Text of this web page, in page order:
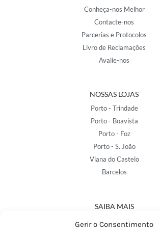
Gerir o Consentimento
Conheça-nos Melhor
Contacte-nos
Parcerias e Protocolos
Livro de Reclamações
Avalie-nos
NOSSAS LOJAS
Porto - Trindade
Porto - Boavista
Porto - Foz
Porto - S. João
Viana do Castelo
Barcelos
SAIBA MAIS
Política de Privacidade